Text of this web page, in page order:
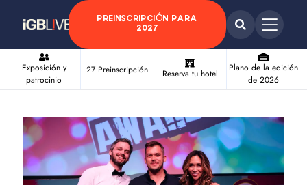
PREINSCRIPCIÓN PARA
2027
Exposición y
patrocinio
27 Preinscripción Reserva tu hotel
Plano de la edición
de 2026